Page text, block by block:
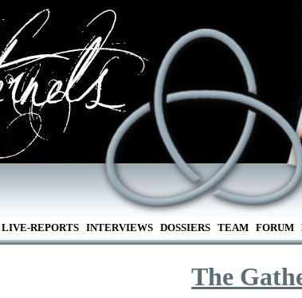
LIVE-REPORTS INTERVIEWS DOSSIERS TEAM FORUM
The